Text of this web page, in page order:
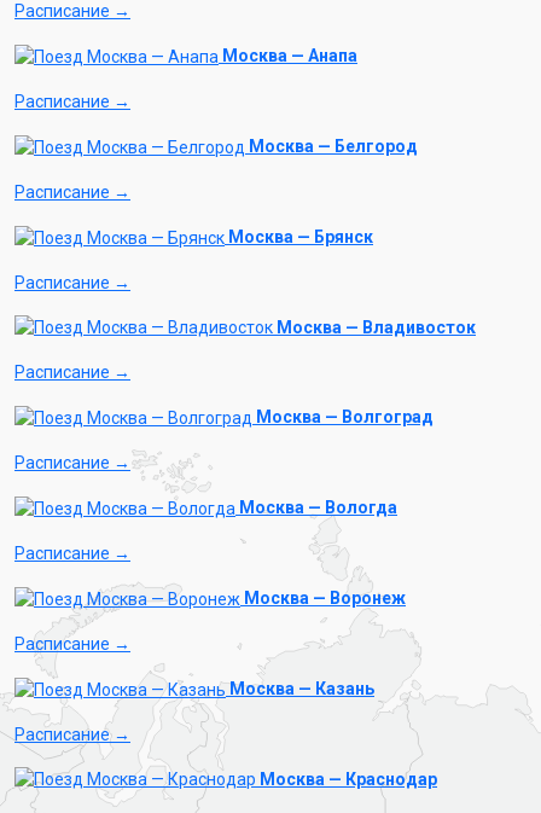
Расписание →
Москва — Анапа
Расписание →
Москва — Белгород
Расписание →
Москва — Брянск
Расписание →
Москва — Владивосток
Расписание →
Москва — Волгоград
Расписание →
Москва — Вологда
Расписание →
Москва — Воронеж
Расписание →
Москва — Казань
Расписание →
Москва — Краснодар